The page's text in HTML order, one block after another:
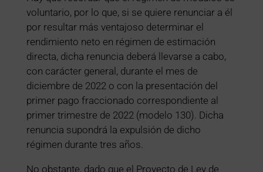
voluntario, por lo que, si se quiere renunciar a él
por resultar más ventajoso determinar el
rendimiento neto en régimen de estimación
directa, dicha renuncia deberá llevarse a cabo,
con carácter general, durante el mes de
diciembre de 2022 o con la presentación del
primer pago fraccionado correspondiente al
primer trimestre de 2022 (modelo 130). Dicha
renuncia supondrá la expulsión de dicho
régimen durante tres años.
No obstante, dado que el Proyecto de Ley de